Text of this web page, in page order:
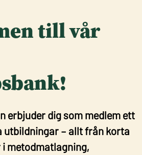
till vår
erbjuder dig som medlem ett
utbildningar – allt från korta
metodmatlagning,